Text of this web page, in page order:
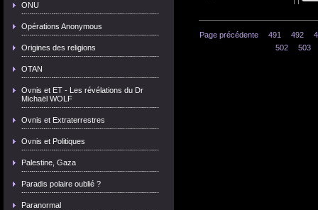
ONU
Opérations Anonymous
Origines des religions
OTAN
Ovnis et ET - Les révélations du Dr
Michaël WOLF
Ovnis et Extraterrestres
Ovnis et Politiques
Palestine, Gaza
Paradis polaire oublié ?
Paranormal
Page précédente 491 492
502
503